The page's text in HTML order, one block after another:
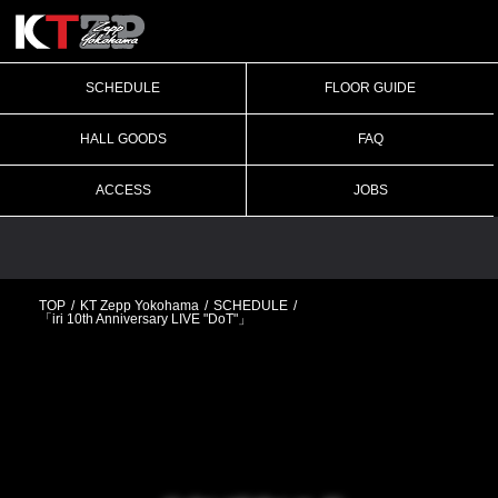
SCHEDULE FLOOR GUIDE
HALL GOODS FAQ
ACCESS JOBS
TOP KT Zepp Yokohama
SCHEDULE
「iri 10th Anniversary LIVE "DoT"」